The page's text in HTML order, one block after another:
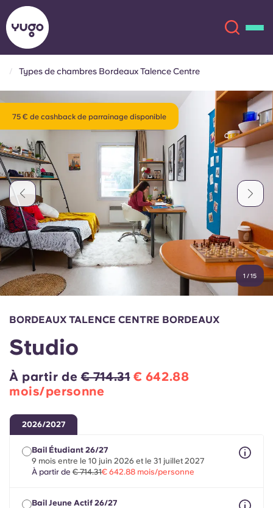
Lieux
Plus
Compte Langue
Español
Sélectionnez un pays
English (US)
Español
Deutsch
Italian French
Portuguese
Types de chambres Bordeaux Talence Centre
75 € de cashback de parrainage disponible
1 /15
BORDEAUX TALENCE CENTRE BORDEAUX
Studio
À partir de€ 714.31 € 642.88
mois/personne
2026/2027
Bail Étudiant 26/27
9 mois entre le 10 juin 2026 et le 31 juillet 2027
À partir de € 714.31€ 642.88 mois/personne
Bail Jeune Actif 26/27